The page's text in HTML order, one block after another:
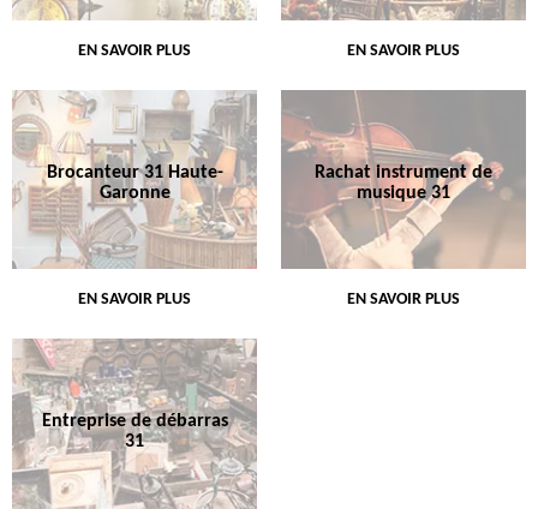
EN SAVOIR PLUS EN SAVOIR PLUS
Brocanteur 31 Haute-
Garonne
EN SAVOIR PLUS
Rachat instrument de
musique 31
EN SAVOIR PLUS
Entreprise de débarras
31